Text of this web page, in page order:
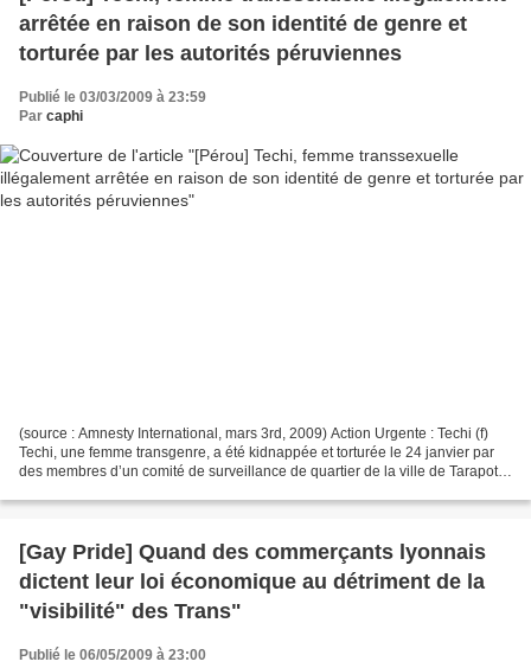
arrêtée en raison de son identité de genre et
torturée par les autorités péruviennes
Publié le 03/03/2009 à 23:59
Par caphi
(source : Amnesty International, mars 3rd, 2009) Action Urgente : Techi (f)
Techi, une femme transgenre, a été kidnappée et torturée le 24 janvier par
des membres d’un comité de surveillance de quartier de la ville de Tarapoto,
[Gay Pride] Quand des commerçants lyonnais
dictent leur loi économique au détriment de la
"visibilité" des Trans"
Publié le 06/05/2009 à 23:00